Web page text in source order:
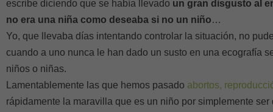
escribe diciendo que se había llevado un gran disgusto al
no era una niña como deseaba si no un niño…
Yo, que llevaba días intentando controlar la situación, no
cuando a uno nunca le han dado un susto en una ecografía
niños o niñas.
Lamentablemente las que hemos pasado abortos,
rápidamente la maravilla que es un niño por simplemente